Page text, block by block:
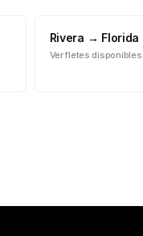
Rivera → Florida
Ver fletes disponibles